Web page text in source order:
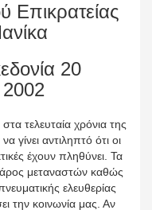
Επικρατείας
20
γίνει αντιληπτό ότι οι
έχουν πληθύνει. Τα
μεταναστών καθώς
ελευθερίας
την κοινωνία μας. Αν